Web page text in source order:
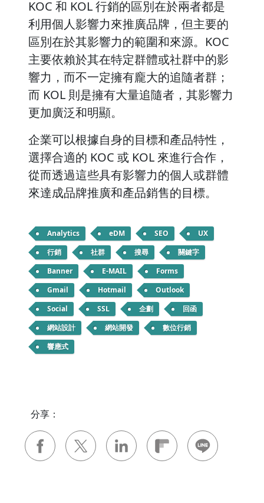
KOC 和 KOL 行銷的區別在於兩者都是
利用個人影響力來推廣品牌，但主要的
區別在於其影響力的範圍和來源。KOC
主要依賴於其在特定群體或社群中的影
響力，而不一定擁有龐大的追隨者群；
而 KOL 則是擁有大量追隨者，其影響力
更加廣泛和明顯。
企業可以根據自身的目標和產品特性，
選擇合適的 KOC 或 KOL 來進行合作，
從而透過這些具有影響力的個人或群體
來達成品牌推廣和產品銷售的目標。
Analytics eDM SEO
UX
行銷
社群 搜尋
關鍵字
Banner
E-MAIL
Forms
Gmail
Hotmail
Outlook
Social
SSL 企劃
回函
網站設計
網站開發
數位行銷
響應式
分享：